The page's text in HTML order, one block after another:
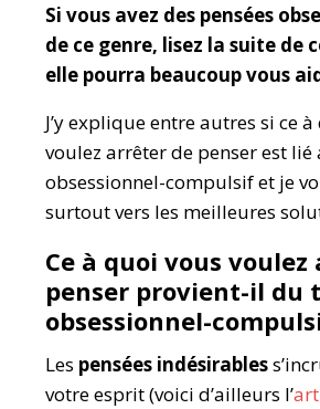
Si vous avez des pensées
de ce genre, lisez la suite de
elle pourra beaucoup vous
J’y explique entre autres si ce
voulez arrêter de penser est
obsessionnel-compulsif et je
surtout vers les meilleures
Ce à quoi vous
penser provient-il du
obsessionnel-
Les pensées indésirables
votre esprit (voici d’ailleurs l’